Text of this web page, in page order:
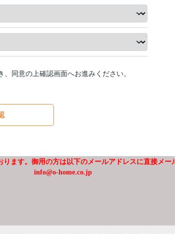
、同意の上確認画面へお進みください。
ます。御用の方は以下のメールアドレスに直接メー
info@o-home.co.jp